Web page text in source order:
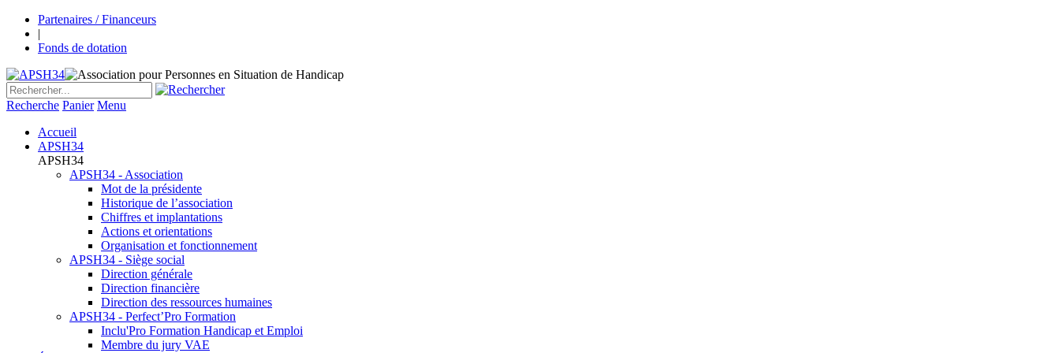
Partenaires / Financeurs
|
Fonds de dotation
Recherche Panier Menu
Accueil
APSH34
APSH34
APSH34 - Association
Mot de la présidente
Historique de l’association
Chiffres et implantations
Actions et orientations
Organisation et fonctionnement
APSH34 - Siège social
Direction générale
Direction financière
Direction des ressources humaines
APSH34 - Perfect’Pro Formation
Inclu'Pro Formation Handicap et Emploi
Membre du jury VAE